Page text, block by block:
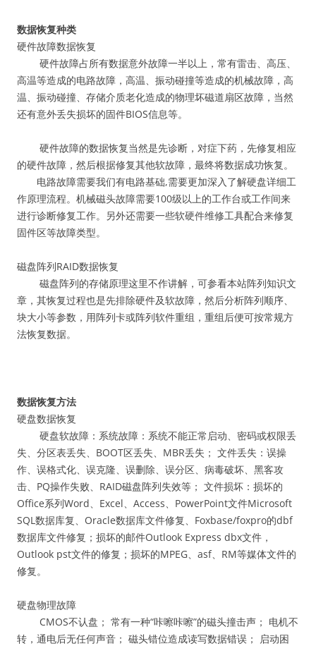
数据恢复种类
硬件故障数据恢复
硬件故障占所有数据意外故障一半以上，常有雷击、高压、
高温等造成的电路故障，高温、振动碰撞等造成的机械故障，高
温、振动碰撞、存储介质老化造成的物理坏磁道扇区故障，当然
还有意外丢失损坏的固件BIOS信息等。
硬件故障的数据恢复当然是先诊断，对症下药，先修复相应
的硬件故障，然后根据修复其他软故障，最终将数据成功恢复。
电路故障需要我们有电路基础,需要更加深入了解硬盘详细工
作原理流程。机械磁头故障需要100级以上的工作台或工作间来
进行诊断修复工作。另外还需要一些软硬件维修工具配合来修复
固件区等故障类型。
磁盘阵列RAID数据恢复
磁盘阵列的存储原理这里不作讲解，可参看本站阵列知识文
章，其恢复过程也是先排除硬件及软故障，然后分析阵列顺序、
块大小等参数，用阵列卡或阵列软件重组，重组后便可按常规方
法恢复数据。
数据恢复方法
硬盘数据恢复
硬盘软故障：系统故障：系统不能正常启动、密码或权限丢
失、分区表丢失、BOOT区丢失、MBR丢失； 文件丢失：误操
作、误格式化、误克隆、误删除、误分区、病毒破坏、黑客攻
击、PQ操作失败、RAID磁盘阵列失效等； 文件损坏：损坏的
Office系列Word、Excel、Access、PowerPoint文件Microsoft
SQL数据库复、Oracle数据库文件修复、Foxbase/foxpro的dbf
数据库文件修复；损坏的邮件Outlook Express dbx文件，
Outlook pst文件的修复；损坏的MPEG、asf、RM等媒体文件的
修复。
硬盘物理故障
CMOS不认盘； 常有一种“咔嚓咔嚓”的磁头撞击声； 电机不
转，通电后无任何声音； 磁头错位造成读写数据错误； 启动困